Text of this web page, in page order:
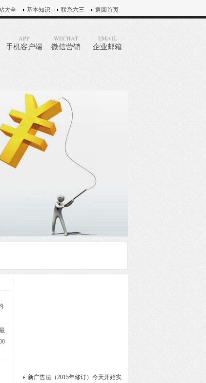
大全 基本知识 联系六三 返回首页
APP
手机客户端
WECHAT
微信营销
EMAIL
企业邮箱
新广告法（2015年修订）今天开始实